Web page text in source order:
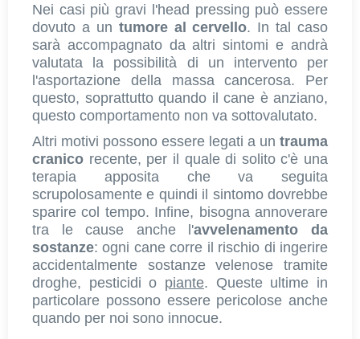
Nei casi più gravi l'head pressing può essere
dovuto a un tumore al cervello. In tal caso
sarà accompagnato da altri sintomi e andrà
valutata la possibilità di un intervento per
l'asportazione della massa cancerosa. Per
questo, soprattutto quando il cane è anziano,
questo comportamento non va sottovalutato.
Altri motivi possono essere legati a un trauma
cranico recente, per il quale di solito c'è una
terapia apposita che va seguita
scrupolosamente e quindi il sintomo dovrebbe
sparire col tempo. Infine, bisogna annoverare
tra le cause anche l'avvelenamento da
sostanze: ogni cane corre il rischio di ingerire
accidentalmente sostanze velenose tramite
droghe, pesticidi o piante. Queste ultime in
particolare possono essere pericolose anche
quando per noi sono innocue.